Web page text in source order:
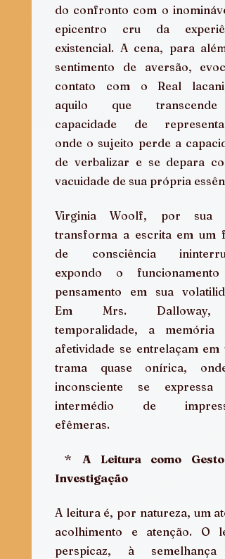
do confronto com o
epicentro cru da
existencial. A cena, para
sentimento de aversão,
contato com o Real
aquilo que
capacidade de
onde o sujeito perde a
de verbalizar e se depara
vacuidade de sua própria
Virginia Woolf, por sua
transforma a escrita em um
de consciência
expondo o funcionamento
pensamento em sua
Em Mrs.
temporalidade, a memória
afetividade se entrelaçam em
trama quase onírica,
inconsciente se expressa
intermédio de
efêmeras.
* A Leitura como Gesto
Investigação
A leitura é, por natureza, um
acolhimento e atenção. O
perspicaz, à semelhança